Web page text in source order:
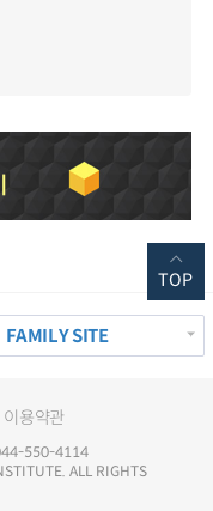
FAMILY SITE
이용약관
550-4114
ALL RIGHTS
TOP